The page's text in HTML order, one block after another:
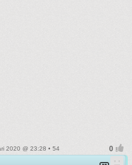
2020 @ 23:28 • 54